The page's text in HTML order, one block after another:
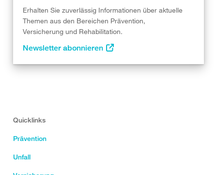
Erhalten Sie zuverlässig Informationen über aktuelle
Themen aus den Bereichen Prävention,
Versicherung und Rehabilitation.
Newsletter abonnieren
Quicklinks
Prävention
Unfall